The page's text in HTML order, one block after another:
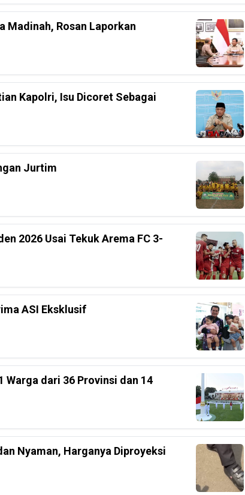
Madinah, Rosan Laporkan
Kapolri, Isu Dicoret Sebagai
Jurtim
2026 Usai Tekuk Arema FC 3-
ASI Eksklusif
Warga dari 36 Provinsi dan 14
Nyaman, Harganya Diproyeksi